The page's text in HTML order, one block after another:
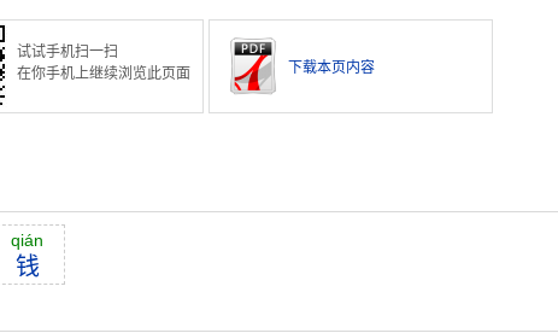
试试手机扫一扫
在你手机上继续浏览此页面
下载本页内容
qián
钱